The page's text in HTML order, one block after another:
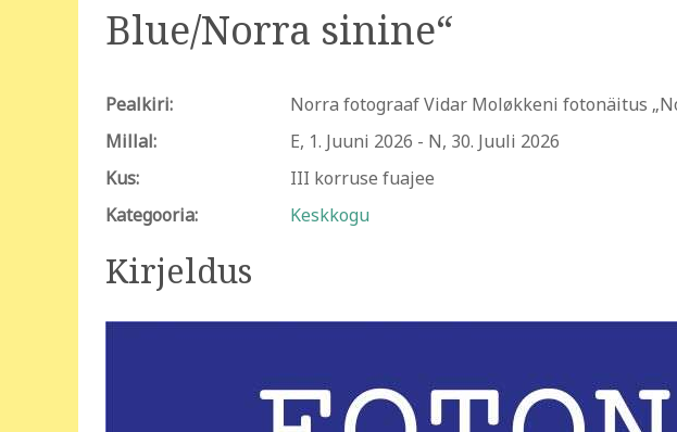
Blue/Norra sinine“
Pealkiri:
Norra fotograaf Vidar Moløkkeni fotonäitus
Millal:
E, 1. Juuni 2026 - N, 30. Juuli 2026
Kus:
III korruse fuajee
Kategooria:
Keskkogu
Kirjeldus